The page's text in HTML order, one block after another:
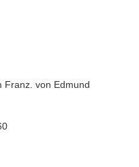
Franz. von Edmund